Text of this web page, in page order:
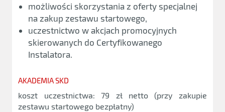
możliwości skorzystania z oferty specjalnej
na zakup zestawu startowego,
uczestnictwo w akcjach promocyjnych
skierowanych do Certyfikowanego
Instalatora.
AKADEMIA SKD
koszt uczestnictwa: 79 zł netto (przy zakupie
zestawu startowego bezpłatny)